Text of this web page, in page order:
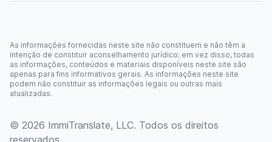
As informações fornecidas neste site não constituem e não têm a
intenção de constituir aconselhamento jurídico; em vez disso, todas
as informações, conteúdos e materiais disponíveis neste site são
apenas para fins informativos gerais. As informações neste site
podem não constituir as informações legais ou outras mais
atualizadas.
© 2026 ImmiTranslate, LLC. Todos os direitos
reservados.